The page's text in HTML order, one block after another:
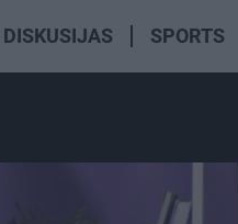
DISKUSIJAS SPORTS